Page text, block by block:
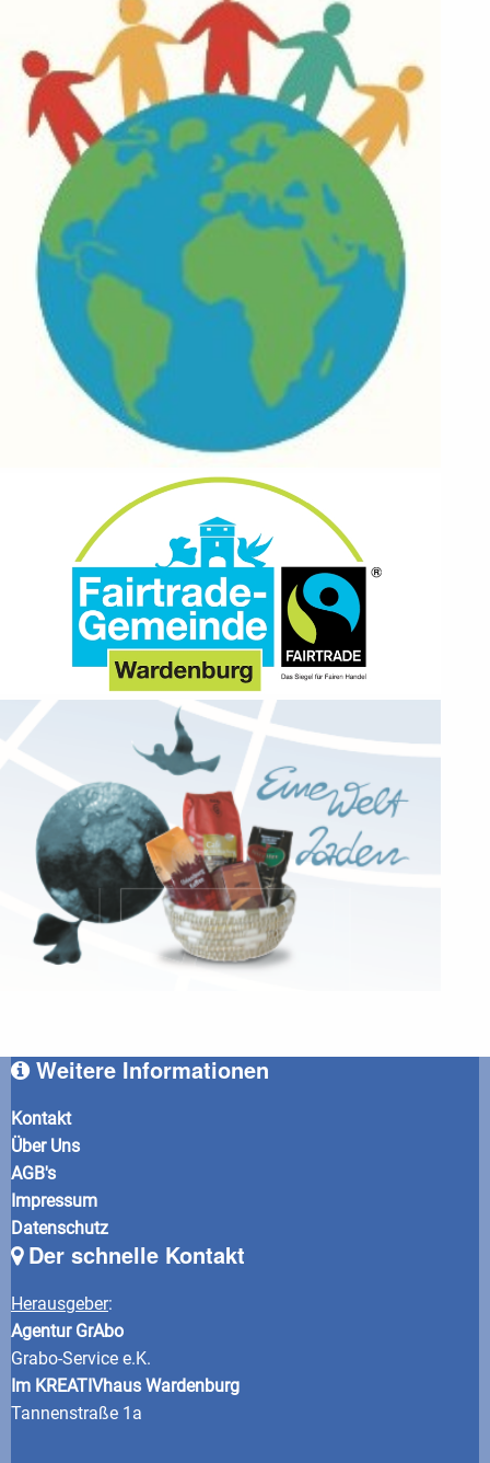
Weitere Informationen
Kontakt
Über Uns
AGB's
Impressum
Datenschutz
Der schnelle Kontakt
Herausgeber:
Agentur GrAbo
Grabo-Service e.K.
Im KREATIVhaus Wardenburg
Tannenstraße 1a